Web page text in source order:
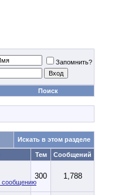
Запомнить?
Поиск
Искать в этом разделе
Тем Сообщений
300 1,788